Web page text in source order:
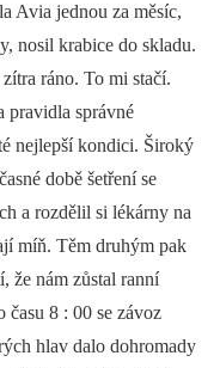
Avia jednou za měsíc,
nosil krabice do skladu.
ráno. To mi stačí.
pravidla správné
nejlepší kondici. Široký
době šetření se
a rozdělil si lékárny na
míň. Těm druhým pak
že nám zůstal ranní
času 8 : 00 se závoz
hlav dalo dohromady